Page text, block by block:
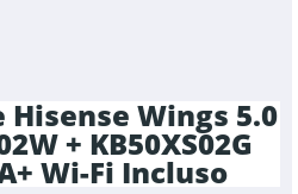
Wings 5.0
+ KB50XS02G
Wi-Fi Incluso